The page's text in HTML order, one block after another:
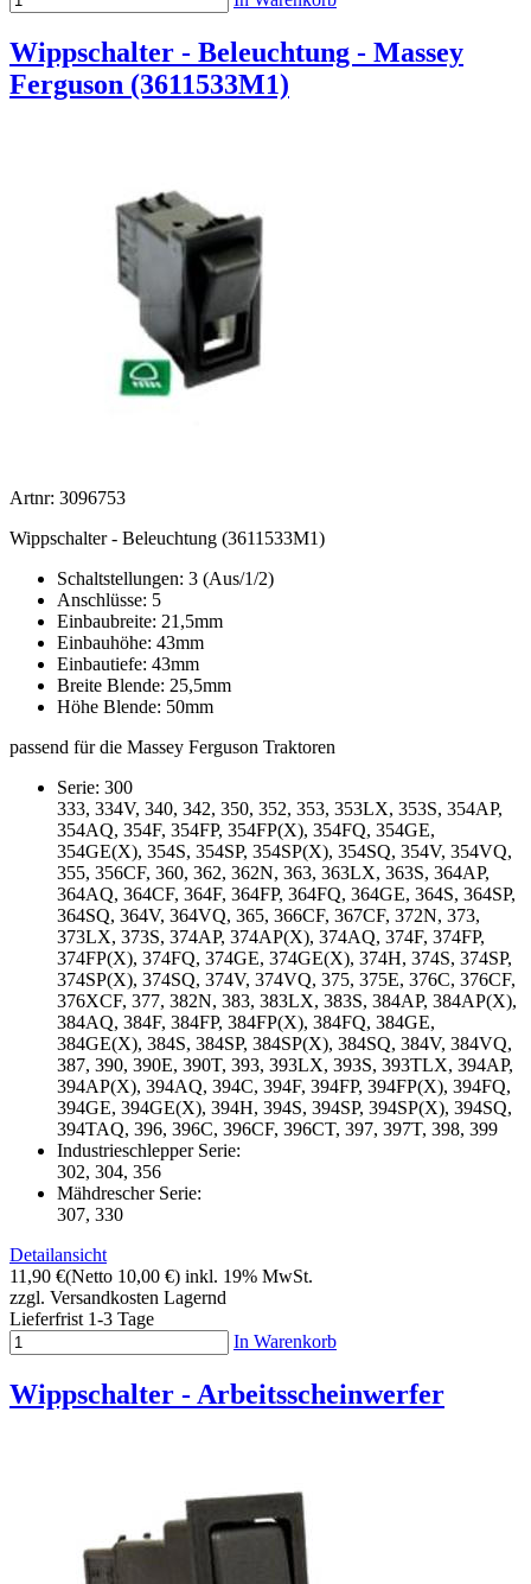
Wippschalter - Beleuchtung - Massey
Ferguson (3611533M1)
Artnr: 3096753
Wippschalter - Beleuchtung (3611533M1)
Schaltstellungen: 3 (Aus/1/2)
Anschlüsse: 5
Einbaubreite: 21,5mm
Einbauhöhe: 43mm
Einbautiefe: 43mm
Breite Blende: 25,5mm
Höhe Blende: 50mm
passend für die Massey Ferguson Traktoren
Serie: 300
333, 334V, 340, 342, 350, 352, 353, 353LX, 353S, 354AP,
354AQ, 354F, 354FP, 354FP(X), 354FQ, 354GE,
354GE(X), 354S, 354SP, 354SP(X), 354SQ, 354V, 354VQ,
355, 356CF, 360, 362, 362N, 363, 363LX, 363S, 364AP,
364AQ, 364CF, 364F, 364FP, 364FQ, 364GE, 364S, 364SP,
364SQ, 364V, 364VQ, 365, 366CF, 367CF, 372N, 373,
373LX, 373S, 374AP, 374AP(X), 374AQ, 374F, 374FP,
374FP(X), 374FQ, 374GE, 374GE(X), 374H, 374S, 374SP,
374SP(X), 374SQ, 374V, 374VQ, 375, 375E, 376C, 376CF,
376XCF, 377, 382N, 383, 383LX, 383S, 384AP, 384AP(X),
384AQ, 384F, 384FP, 384FP(X), 384FQ, 384GE,
384GE(X), 384S, 384SP, 384SP(X), 384SQ, 384V, 384VQ,
387, 390, 390E, 390T, 393, 393LX, 393S, 393TLX, 394AP,
394AP(X), 394AQ, 394C, 394F, 394FP, 394FP(X), 394FQ,
394GE, 394GE(X), 394H, 394S, 394SP, 394SP(X), 394SQ,
394TAQ, 396, 396C, 396CF, 396CT, 397, 397T, 398, 399
Industrieschlepper Serie:
302, 304, 356
Mähdrescher Serie:
307, 330
Detailansicht
11,90 €(Netto 10,00 €) inkl. 19% MwSt.
zzgl. Versandkosten Lagernd
Lieferfrist 1-3 Tage
In Warenkorb
Wippschalter - Arbeitsscheinwerfer